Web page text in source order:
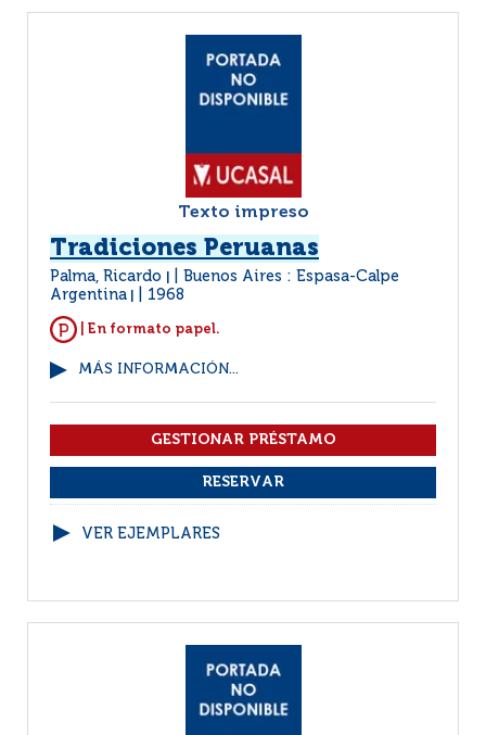
Texto impreso
Tradiciones Peruanas
Palma, Ricardo
Buenos Aires : Espasa-Calpe
Argentina
1968
| En formato papel.
MÁS INFORMACIÓN...
VER EJEMPLARES